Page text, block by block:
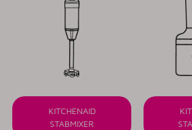
KITCHENAID
STABMIXER